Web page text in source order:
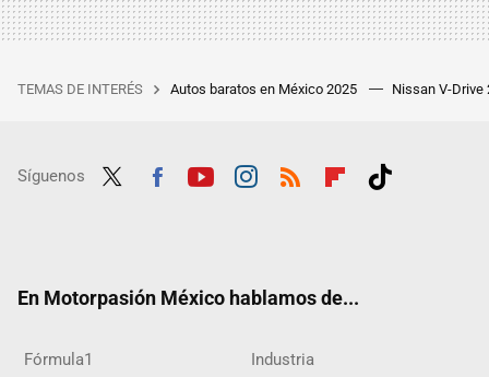
TEMAS DE INTERÉS Autos baratos en México 2025 Nissan V-Drive
Síguenos
En Motorpasión México hablamos de...
Fórmula1 Industria